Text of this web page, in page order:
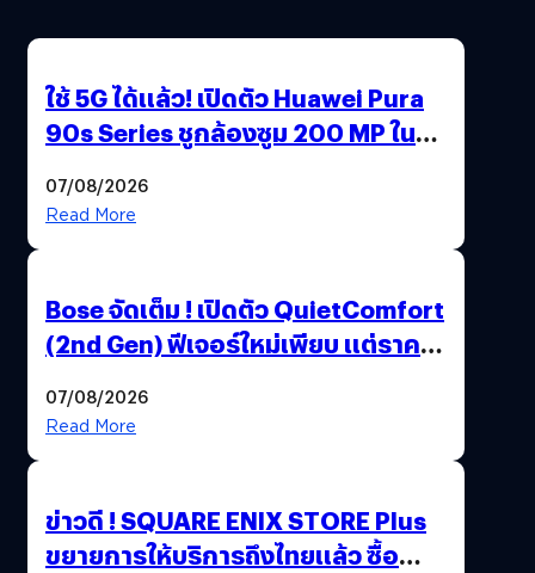
ใช้ 5G ได้แล้ว! เปิดตัว Huawei Pura
90s Series ชูกล้องซูม 200 MP ในรุ่น
07/08/2026
Read More
Bose จัดเต็ม ! เปิดตัว QuietComfort
(2nd Gen) ฟีเจอร์ใหม่เพียบ แต่ราคา
07/08/2026
Read More
ข่าวดี ! SQUARE ENIX STORE Plus
ขยายการให้บริการถึงไทยแล้ว ซื้อ